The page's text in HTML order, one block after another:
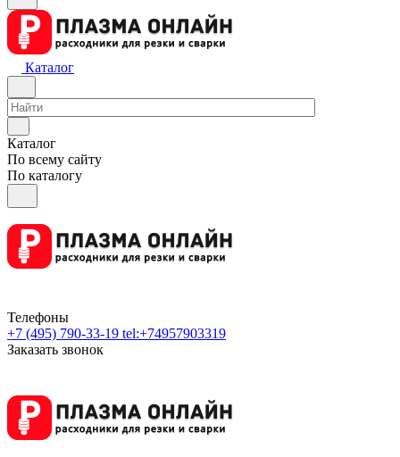
Каталог
Каталог
По всему сайту
По каталогу
Телефоны
+7 (495) 790-33-19 tel:+74957903319
Заказать звонок